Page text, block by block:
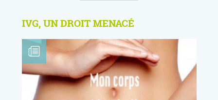
IVG, UN DROIT MENACÉ